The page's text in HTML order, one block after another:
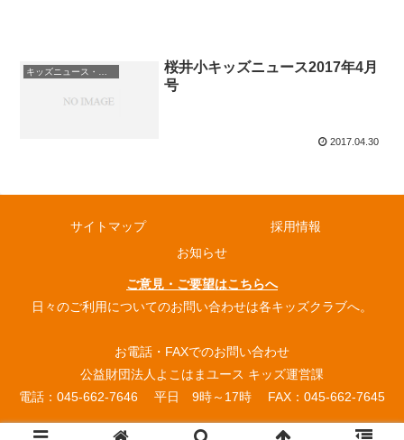
キッズニュース・お知らせ
桜井小キッズニュース2017年4月
号
2017.04.30
サイトマップ
採用情報
お知らせ
ご意見・ご要望はこちらへ
日々のご利用についてのお問い合わせは各キッズクラブへ。
お電話・FAXでのお問い合わせ
公益財団法人よこはまユース キッズ運営課
電話：045-662-7646 平日 9時～17時 FAX：045-662-7645